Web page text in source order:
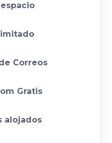
espacio
Correos
Gratis
alojados